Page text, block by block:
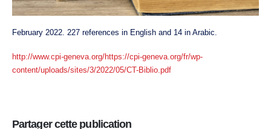
February 2022. 227 references in English and 14 in Arabic.
http://www.cpi-geneva.org/https://cpi-geneva.org/fr/wp-
content/uploads/sites/3/2022/05/CT-Biblio.pdf
Partager cette publication